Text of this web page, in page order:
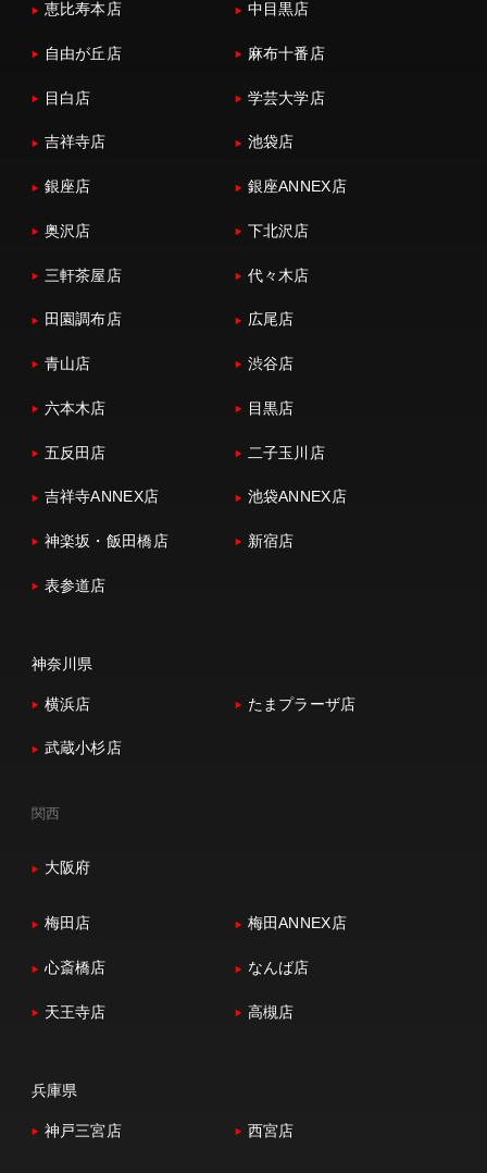
恵比寿本店 中目黒店
自由が丘店 麻布十番店
目白店 学芸大学店
吉祥寺店 池袋店
銀座店 銀座ANNEX店
奥沢店 下北沢店
三軒茶屋店 代々木店
田園調布店 広尾店
青山店 渋谷店
六本木店 目黒店
五反田店 二子玉川店
吉祥寺ANNEX店 池袋ANNEX店
神楽坂・飯田橋店 新宿店
表参道店
神奈川県
横浜店 たまプラーザ店
武蔵小杉店
関西
大阪府
梅田店 梅田ANNEX店
心斎橋店 なんば店
天王寺店 高槻店
兵庫県
神戸三宮店 西宮店